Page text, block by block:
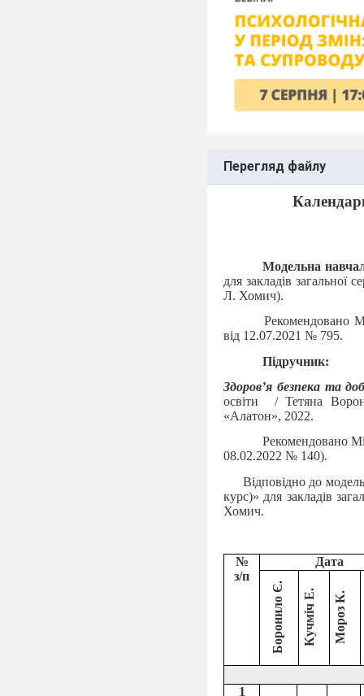
Перегляд файлу
Модельна
для закладів
Л. Хомич).
Рекомендовано
від 12.07.2021 № 795.
Підручник:
Здоров’я безпека та
освіти
/ Тетяна
«Алатон», 2022.
Рекомендовано
08.02.2022 № 140).
Відповідно до
курс)» для закладів
Хомич.
№
з/п
Дата
Боронило Є. Кучміч Е. Мороз К.
1